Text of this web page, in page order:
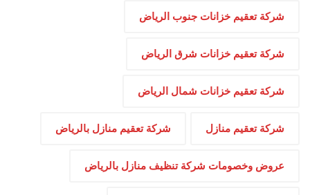
شركة تعقيم خزانات جنوب الرياض
شركة تعقيم خزانات شرق الرياض
شركة تعقيم خزانات شمال الرياض
شركة تعقيم منازل شركة تعقيم منازل بالرياض
عروض وخصومات شركة تنظيف منازل بالرياض